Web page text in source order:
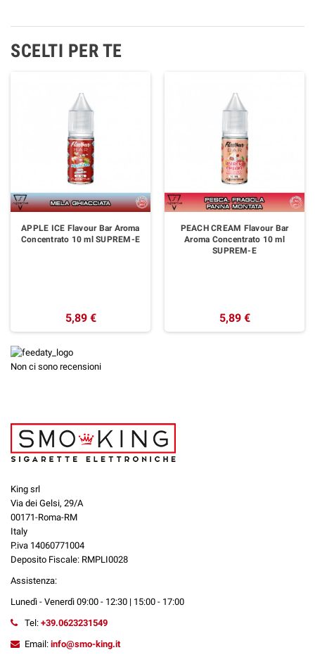
SCELTI PER TE
APPLE ICE Flavour Bar Aroma
Concentrato 10 ml SUPREM-E
5,89 €
PEACH CREAM Flavour Bar
Aroma Concentrato 10 ml
SUPREM-E
5,89 €
Non ci sono recensioni
King srl
Via dei Gelsi, 29/A
00171-Roma-RM
Italy
P.iva 14060771004
Deposito Fiscale: RMPLI0028
Assistenza:
Lunedì - Venerdì 09:00 - 12:30 | 15:00 - 17:00
Tel: +39.0623231549
Email: info@smo-king.it